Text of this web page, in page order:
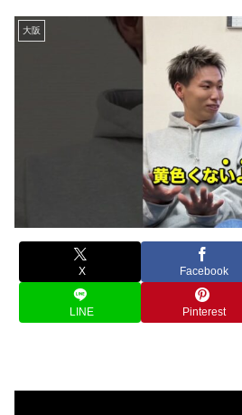
大阪
X Facebook
LINE Pinterest